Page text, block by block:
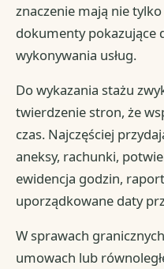
znaczenie mają nie
dokumenty pokazujące
wykonywania usług.
Do wykazania stażu
twierdzenie stron, że
czas. Najczęściej
aneksy, rachunki,
ewidencja godzin,
uporządkowane daty
W sprawach
umowach lub